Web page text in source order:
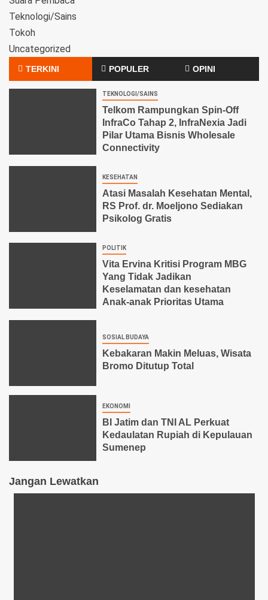
Teknologi/Sains
Tokoh
Uncategorized
TERKINI POPULER OPINI
TEKNOLOGI/SAINS
Telkom Rampungkan Spin-Off
InfraCo Tahap 2, InfraNexia Jadi
Pilar Utama Bisnis Wholesale
Connectivity
KESEHATAN
Atasi Masalah Kesehatan Mental,
RS Prof. dr. Moeljono Sediakan
Psikolog Gratis
POLITIK
Vita Ervina Kritisi Program MBG
Yang Tidak Jadikan
Keselamatan dan kesehatan
Anak-anak Prioritas Utama
SOSIAL BUDAYA
Kebakaran Makin Meluas, Wisata
Bromo Ditutup Total
EKONOMI
BI Jatim dan TNI AL Perkuat
Kedaulatan Rupiah di Kepulauan
Sumenep
Jangan Lewatkan